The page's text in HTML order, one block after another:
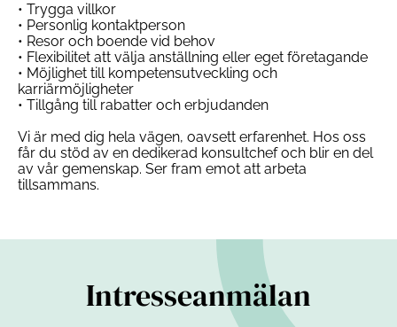
• Trygga villkor
• Personlig kontaktperson
• Resor och boende vid behov
• Flexibilitet att välja anställning eller eget företagande
• Möjlighet till kompetensutveckling och
karriärmöjligheter
• Tillgång till rabatter och erbjudanden
Vi är med dig hela vägen, oavsett erfarenhet. Hos oss
får du stöd av en dedikerad konsultchef och blir en del
av vår gemenskap. Ser fram emot att arbeta
tillsammans.
Intresseanmälan